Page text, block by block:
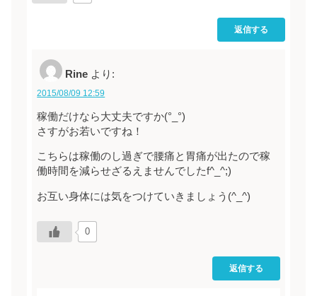
返信する
Rine より:
2015/08/09 12:59
稼働だけなら大丈夫ですか(°_°)
さすがお若いですね！
こちらは稼働のし過ぎで腰痛と胃痛が出たので稼
働時間を減らせざるえませんでしたf^_^;)
お互い身体には気をつけていきましょう(^_^)
0
返信する